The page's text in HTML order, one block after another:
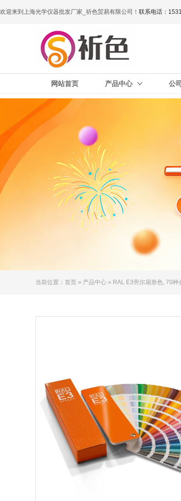
欢迎来到上海光学仪器批发厂家_祈色贸易有限公司！ 联系电话：
网站首页 产品中心 公
当前位置： 首页 » 产品中心 » RAL E3劳尔扇形色, 70